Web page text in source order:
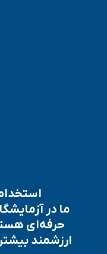
ما در
حرفه‌ای
ارزشمند